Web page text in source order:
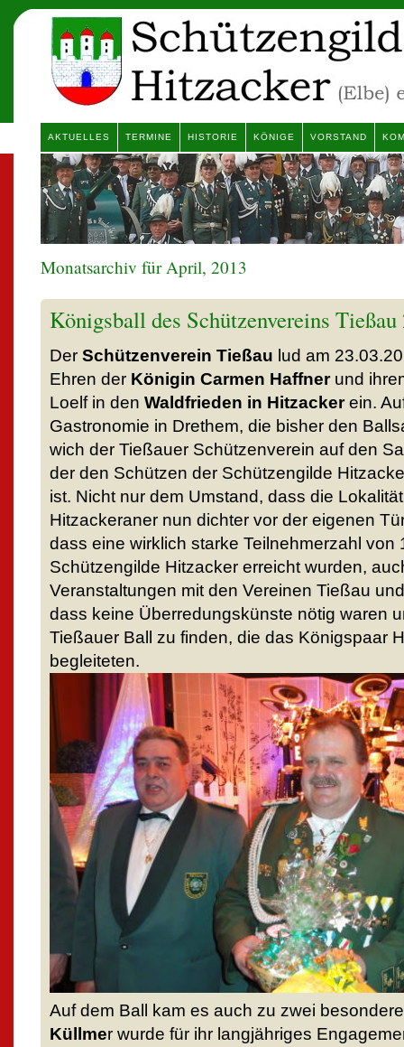
AKTUELLES TERMINE HISTORIE KÖNIGE VORSTAND
Monatsarchiv für April, 2013
Königsball des Schützenvereins
Der Schützenverein Tießau lud am
Ehren der Königin Carmen Haffnerund
Loelf in den Waldfrieden in Hitzackerein.
Gastronomie in Drethem, die bisher den
wich der Tießauer Schützenverein auf den
der den Schützen der Schützengilde
ist. Nicht nur dem Umstand, dass die
Hitzackeraner nun dichter vor der eigenen
dass eine wirklich starke Teilnehmerzahl von
Schützengilde Hitzacker erreicht wurden,
Veranstaltungen mit den Vereinen Tießau
dass keine Überredungskünste nötig waren
Tießauer Ball zu finden, die das Königspaar
begleiteten.
Auf dem Ball kam es auch zu zwei
Küllmer wurde für ihr langjähriges